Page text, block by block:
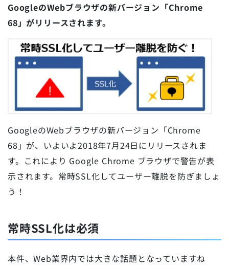
GoogleのWebブラウザの新バージョン「Chrome
68」がリリースされます。
GoogleのWebブラウザの新バージョン「Chrome
68」が、いよいよ2018年7月24日にリリースされま
す。これにより Google Chrome ブラウザで警告が表
示されます。常時SSL化してユーザー離脱を防ぎましょ
う！
常時SSL化は必須
本件、Web業界内では大きな話題となっていますね